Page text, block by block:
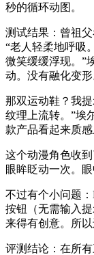
秒的循环动图。
测试结果：曾祖
“老人轻柔地呼吸
微笑缓缓浮现。”
动。没有融化变形
那双运动鞋？我
纹理上流转。”埃
款产品看起来质感
这个动漫角色收
眼眸眨动一次。
不过有个小问题
按钮（无需输入
来得有创意。所
评测结论：在所